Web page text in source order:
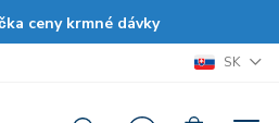
ceny krmné dávky
SK